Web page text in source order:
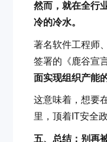
然而，就在全行
冷的冷水。
著名软件工程师
签署的《鹿谷宣
面实现组织产能
这意味着，想要
里，顶着IT安全
五、总结：别再